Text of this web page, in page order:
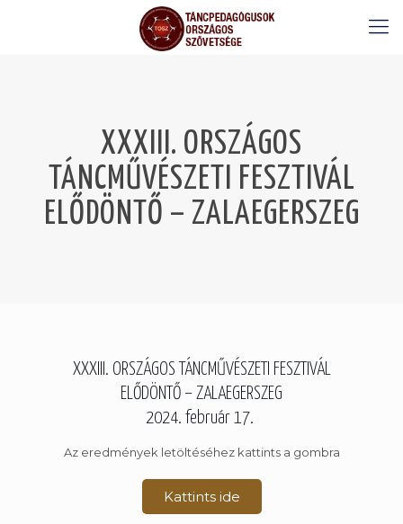
XXXIII. ORSZÁGOS
TÁNCMŰVÉSZETI FESZTIVÁL
ELŐDÖNTŐ – ZALAEGERSZEG
XXXIII. ORSZÁGOS TÁNCMŰVÉSZETI FESZTIVÁL
ELŐDÖNTŐ – ZALAEGERSZEG
2024. február 17.
Az eredmények letöltéséhez kattints a gombra
Kattints ide